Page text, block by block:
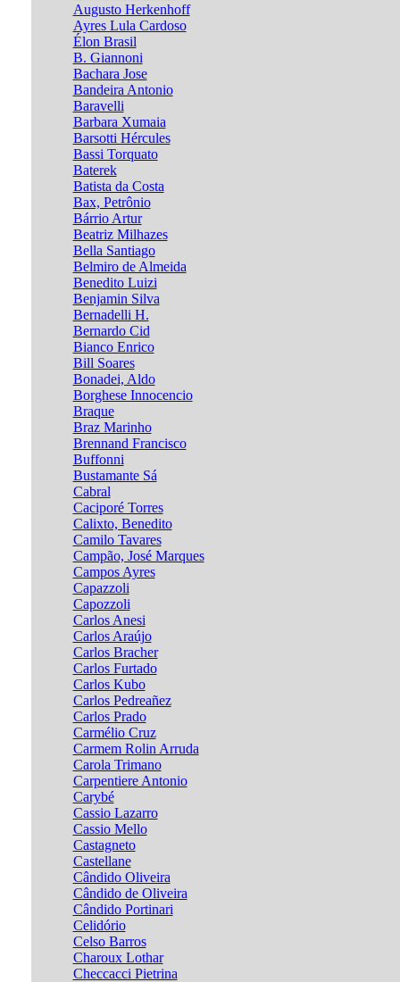
Augusto Herkenhoff
Ayres Lula Cardoso
Élon Brasil
B. Giannoni
Bachara Jose
Bandeira Antonio
Baravelli
Barbara Xumaia
Barsotti Hércules
Bassi Torquato
Baterek
Batista da Costa
Bax, Petrônio
Bárrio Artur
Beatriz Milhazes
Bella Santiago
Belmiro de Almeida
Benedito Luizi
Benjamin Silva
Bernadelli H.
Bernardo Cid
Bianco Enrico
Bill Soares
Bonadei, Aldo
Borghese Innocencio
Braque
Braz Marinho
Brennand Francisco
Buffonni
Bustamante Sá
Cabral
Caciporé Torres
Calixto, Benedito
Camilo Tavares
Campão, José Marques
Campos Ayres
Capazzoli
Capozzoli
Carlos Anesi
Carlos Araújo
Carlos Bracher
Carlos Furtado
Carlos Kubo
Carlos Pedreañez
Carlos Prado
Carmélio Cruz
Carmem Rolin Arruda
Carola Trimano
Carpentiere Antonio
Carybé
Cassio Lazarro
Cassio Mello
Castagneto
Castellane
Cândido Oliveira
Cândido de Oliveira
Cândido Portinari
Celidório
Celso Barros
Charoux Lothar
Checcacci Pietrina